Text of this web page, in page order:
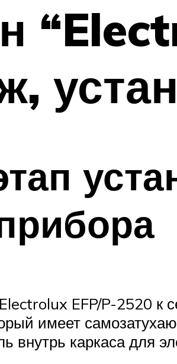
EFP/P-2520 к
имеет
внутрь каркаса для